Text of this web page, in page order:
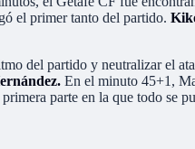
el primer tanto del partido.
del partido y neutralizar el
En el minuto 45+1,
parte en la que todo se